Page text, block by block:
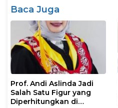
Baca Juga
Prof. Andi Aslinda Jadi
Salah Satu Figur yang
Diperhitungkan di